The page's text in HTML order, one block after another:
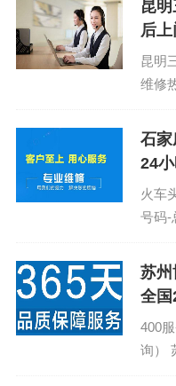
昆
后
昆明
维
石家
24
火车
号码-
苏州
全国
400
询）